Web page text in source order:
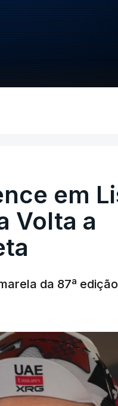
em
Volta a
da 87ª